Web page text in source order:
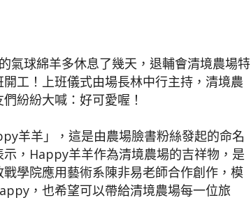
網
氣球綿羊多休息了幾天，退輔會清境農場特
工！上班儀式由場長林中行主持，清境農
紛紛大喊：好可愛喔！
羊羊」，這是由農場臉書粉絲發起的命名
，Happy羊羊作為清境農場的吉祥物，是
學院應用藝術系陳非易老師合作創作，模
，也希望可以帶給清境農場每一位旅